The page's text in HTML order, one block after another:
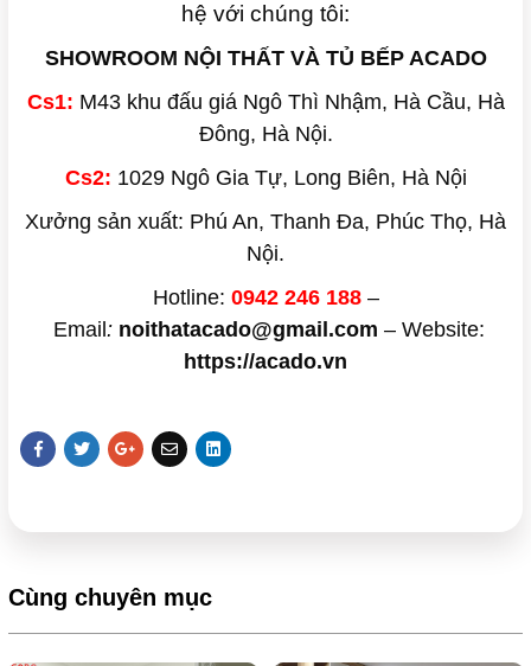
hệ với chúng tôi:
SHOWROOM NỘI THẤT VÀ TỦ BẾP ACADO
Cs1: M43 khu đấu giá Ngô Thì Nhậm, Hà Cầu, Hà
Đông, Hà Nội.
Cs2: 1029 Ngô Gia Tự, Long Biên, Hà Nội
Xưởng sản xuất: Phú An, Thanh Đa, Phúc Thọ, Hà
Nội.
Hotline: 0942 246 188 –
Email : noithatacado@gmail.com – Website:
https://acado.vn
Cùng chuyên mục